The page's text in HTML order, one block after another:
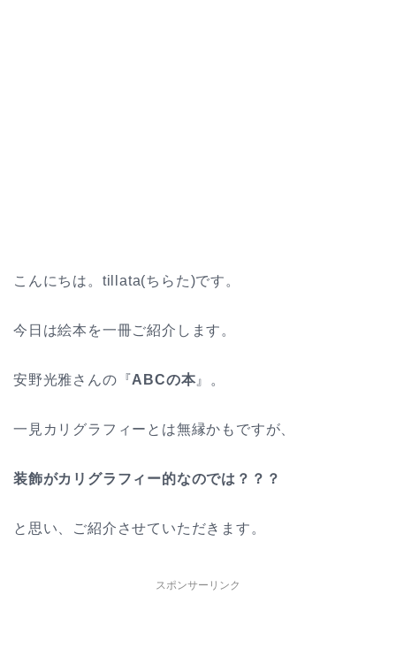
こんにちは。tillata(ちらた)です。
今日は絵本を一冊ご紹介します。
安野光雅さんの『ABCの本』。
一見カリグラフィーとは無縁かもですが、
装飾がカリグラフィー的なのでは？？？
と思い、ご紹介させていただきます。
スポンサーリンク